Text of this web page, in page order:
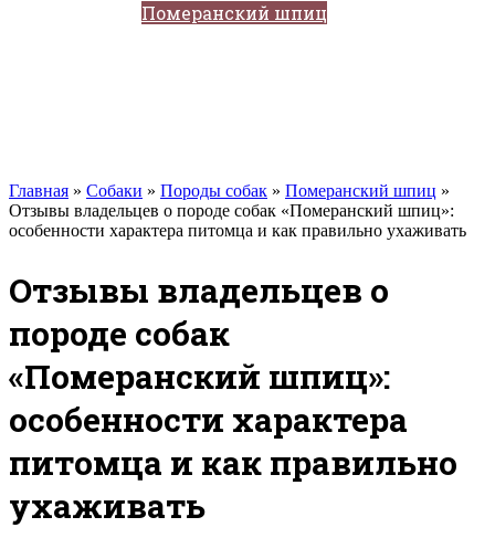
Померанский шпиц
Главная » Собаки » Породы собак » Померанский шпиц »
Отзывы владельцев о породе собак «Померанский шпиц»:
особенности характера питомца и как правильно ухаживать
Отзывы владельцев о
породе собак
«Померанский шпиц»:
особенности характера
питомца и как правильно
ухаживать